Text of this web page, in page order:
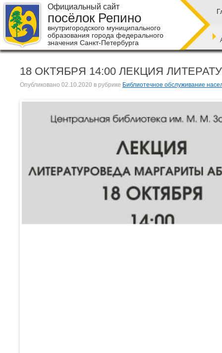
Официальный сайт
посёлок Репино
внутригородского муниципального
образования города федерального
значения Санкт-Петербурга
18 ОКТЯБРЯ 14:00 ЛЕКЦИЯ
Опубликовано 02.10.2020 в рубрике Библиотечное обслуживание